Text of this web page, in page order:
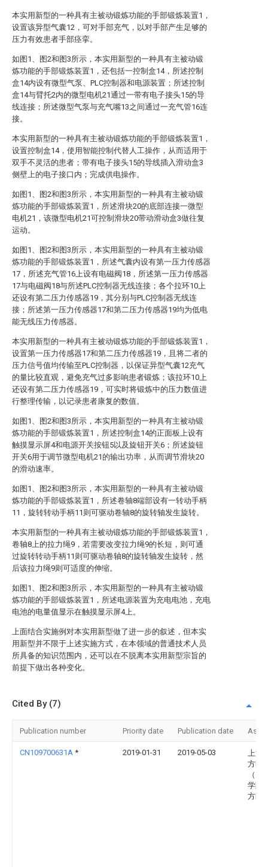
本实用新型的一种具有主被动锻炼功能的手部锻炼装置1，
设置该异型气囊12，可对手部充气，以对手部产生足够的
压力有效患者手部痉挛。
如图1、图2和图3所示，本实用新型的一种具有主被动锻
炼功能的手部锻炼装置1，还包括一控制盒14，所述控制
盒14内设有微型气泵、PLC控制器和电源装置；所述控制
盒14与臂托2内的微型电机21通过一带有电子接头15的导
线连接；所述微型气泵与充气嘴13之间通过一充气管16连
接。
本实用新型的一种具有主被动锻炼功能的手部锻炼装置1，
设置控制盒14，使用智能控制代替人工操作，从而适用于
双手不灵活的患者；带有电子接头15的导线插入滑动盒3
侧壁上的电子接口内；完成供电操作。
如图1、图2和图3所示，本实用新型的一种具有主被动锻
炼功能的手部锻炼装置1，所述滑块20的底部连接一微型
电机21，该微型电机21可控制滑块20带动滑动盒3做往复
运动。
如图1、图2和图3所示，本实用新型的一种具有主被动锻
炼功能的手部锻炼装置1，所述气囊内设有第一压力传感器
17，所述充气管16上设有电磁阀18，所述第一压力传感器
17与电磁阀18与所述PLC控制器无线连接；各个拉环10上
还设有第二压力传感器19，其分别与PLC控制器无线连
接；所述第一压力传感器17和第二压力传感器19均为低电
能无线压力传感器。
本实用新型的一种具有主被动锻炼功能的手部锻炼装置1，
设置第一压力传感器17和第二压力传感器19，且将二者的
压力信号值均传输至PLC控制器，以保证异型气囊12充气
的量比较直观，避免充气过多影响患者锻炼；该拉环10上
还设有第二压力传感器19，可实时将锻炼中的压力数值进
行整理传输，以记录患者康复的数值。
如图1、图2和图3所示，本实用新型的一种具有主被动锻
炼功能的手部锻炼装置1，所述控制盒14的正面板上设有
触摸显示屏4和电源开关按钮5以及旋钮开关6；所述旋钮
开关6用于调节微型电机21的输出功率，从而调节滑块20
的滑动速率。
如图1、图2和图3所示，本实用新型的一种具有主被动锻
炼功能的手部锻炼装置1，所述卷轴8端部设有一转动手柄
11，旋转转动手柄11则可驱动卷轴8的旋转轴发生旋转。
本实用新型的一种具有主被动锻炼功能的手部锻炼装置1，
卷轴8上的拉力绳9，若需要改变拉力绳9的长短，则可通
过旋转转动手柄11则可驱动卷轴8的旋转轴发生旋转，然
后该拉力绳9则可适度的伸缩。
如图1、图2和图3所示，本实用新型的一种具有主被动锻
炼功能的手部锻炼装置1，所述电源装置为充电电池，充电
电池的电量值显示在触摸显示屏4上。
上面结合实施例对本实用新型做了进一步的叙述，但本实
用新型并不限于上述实施方式，在本领域的普通技术人员
所具备的知识范围内，还可以在不脱离本实用新型宗旨的
前提下做出各种变化。
Cited By (7)
Publication number Priority date Publication date
CN109700631A * 2019-01-31 2019-05-03
上海
方医
（同
学附
方医